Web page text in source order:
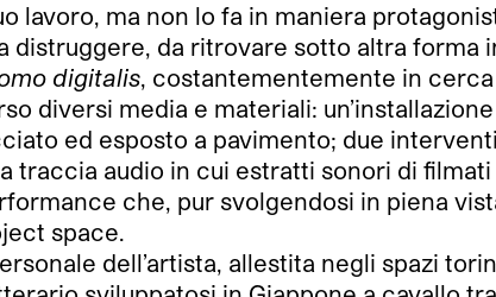
lavoro, ma non lo fa in maniera
distruggere, da ritrovare sotto altra forma
digitalis, costantementemente in
diversi media e materiali:
ed esposto a pavimento; due
traccia audio in cui estratti sonori di
che, pur svolgendosi in piena
space.
dell’artista, allestita negli spazi